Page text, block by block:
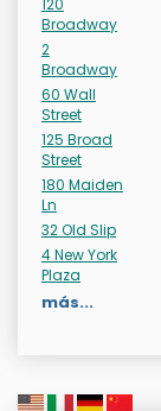
120
Broadway
2
Broadway
60 Wall
Street
125 Broad
Street
180 Maiden
Ln
32 Old Slip
4 New York
Plaza
más...